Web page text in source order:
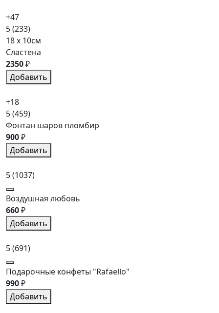
+47
5(233)
18 x 10см
Сластена
2350₽
Добавить
+18
5(459)
Фонтан шаров пломбир
900₽
Добавить
5(1037)
Воздушная любовь
660₽
Добавить
5(691)
Подарочные конфеты "Rafaello"
990₽
Добавить